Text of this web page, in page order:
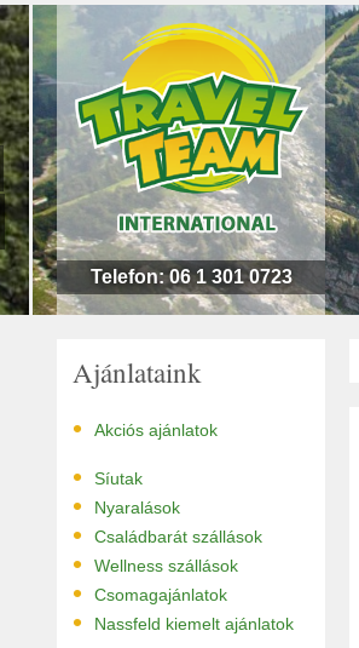
Telefon: 06 1 301 0723
Ajánlataink
• Akciós ajánlatok
• Síutak
• Nyaralások
• Családbarát szállások
• Wellness szállások
• Csomagajánlatok
• Nassfeld kiemelt ajánlatok